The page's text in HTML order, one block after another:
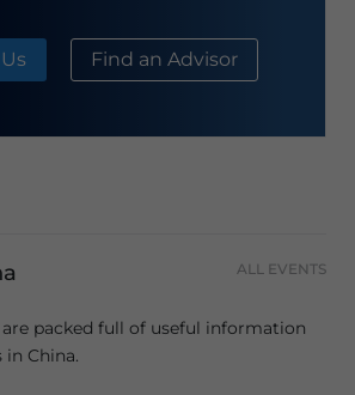
Find an Advisor
ALL EVENTS
packed full of useful information
China.